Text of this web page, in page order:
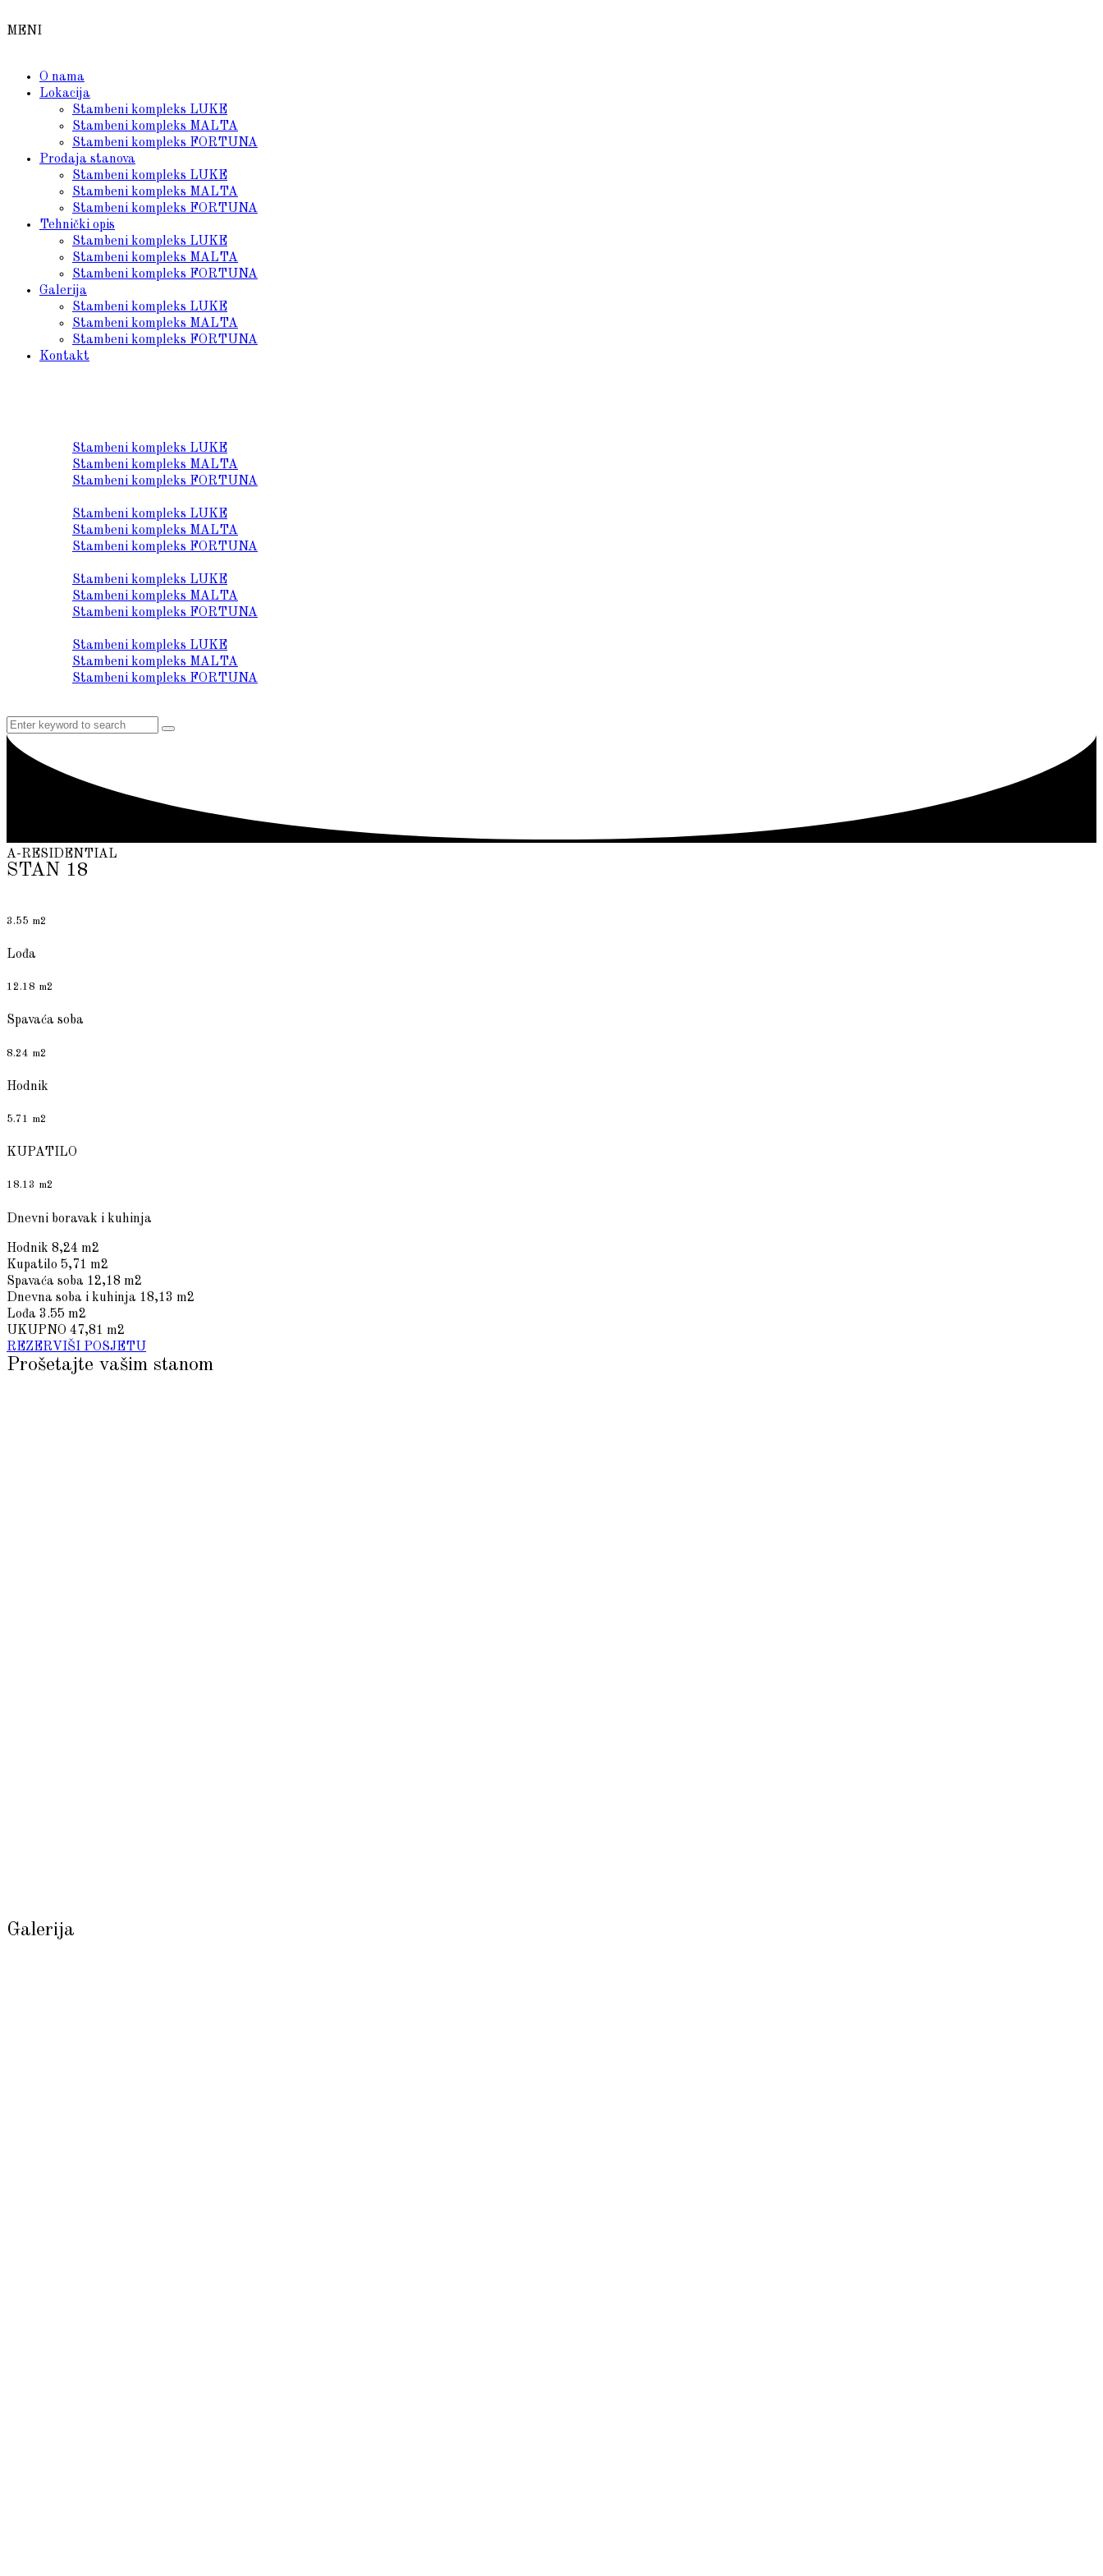
MENI
O nama
Lokacija
Stambeni kompleks LUKE
Stambeni kompleks MALTA
Stambeni kompleks FORTUNA
Prodaja stanova
Stambeni kompleks LUKE
Stambeni kompleks MALTA
Stambeni kompleks FORTUNA
Tehnički opis
Stambeni kompleks LUKE
Stambeni kompleks MALTA
Stambeni kompleks FORTUNA
Galerija
Stambeni kompleks LUKE
Stambeni kompleks MALTA
Stambeni kompleks FORTUNA
Kontakt
Stambeni kompleks LUKE
Stambeni kompleks MALTA
Stambeni kompleks FORTUNA
Stambeni kompleks LUKE
Stambeni kompleks MALTA
Stambeni kompleks FORTUNA
Stambeni kompleks LUKE
Stambeni kompleks MALTA
Stambeni kompleks FORTUNA
Stambeni kompleks LUKE
Stambeni kompleks MALTA
Stambeni kompleks FORTUNA
A-RESIDENTIAL
STAN 18
3.55 m2
Lođa
12.18 m2
Spavaća soba
8.24 m2
Hodnik
5.71 m2
KUPATILO
18.13 m2
Dnevni boravak i kuhinja
Hodnik 8,24 m2
Kupatilo 5,71 m2
Spavaća soba 12,18 m2
Dnevna soba i kuhinja 18,13 m2
Lođa 3.55 m2
UKUPNO 47,81 m2
REZERVIŠI POSJETU
Prošetajte vašim stanom
Galerija